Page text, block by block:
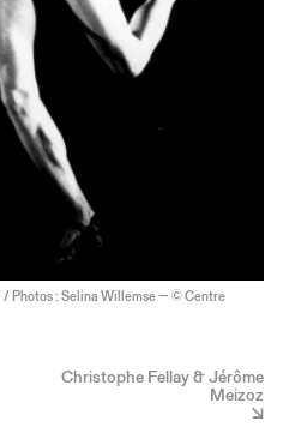
/ Photos : Selina Willemse — © Centre
Christophe Fellay & Jérôme
Meizoz